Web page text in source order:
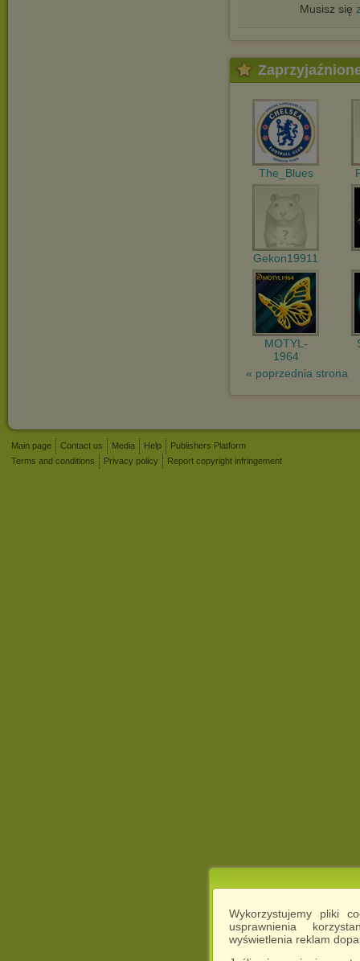
Wykorzystujemy pliki
usprawnienia
wyświetlenia reklam
Musisz się
The_Blues
Gekon19911
MOTYL-
1964
« poprzednia strona
Main page Contact us Media Help
Publishers Platform
Terms and conditions
Privacy policy Report copyright infringement